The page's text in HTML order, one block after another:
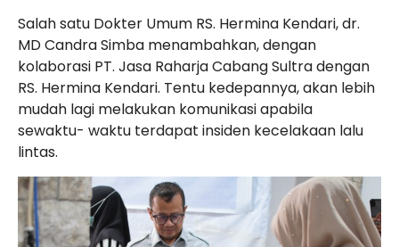
Salah satu Dokter Umum RS. Hermina Kendari, dr.
MD Candra Simba menambahkan, dengan
kolaborasi PT. Jasa Raharja Cabang Sultra dengan
RS. Hermina Kendari. Tentu kedepannya, akan lebih
mudah lagi melakukan komunikasi apabila
sewaktu- waktu terdapat insiden kecelakaan lalu
lintas.